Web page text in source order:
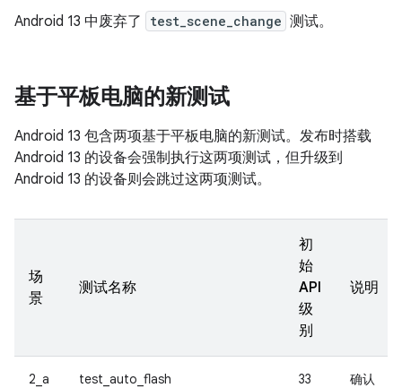
Android 13 中废弃了 test_scene_change 测试。
基于平板电脑的新测试
Android 13 包含两项基于平板电脑的新测试。发布时搭载
Android 13 的设备会强制执行这两项测试，但升级到
Android 13 的设备则会跳过这两项测试。
场
景
测试名称
初
始
API
级
别
说明
2_a test_auto_flash 33
确认